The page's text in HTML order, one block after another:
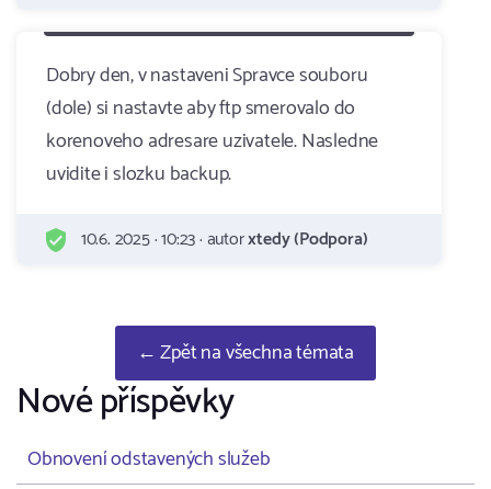
Dobry den, v nastaveni Spravce souboru
(dole) si nastavte aby ftp smerovalo do
korenoveho adresare uzivatele. Nasledne
uvidite i slozku backup.
10.6. 2025 · 10:23 · autorxtedy (Podpora)
← Zpět na všechna témata
Nové příspěvky
Obnovení odstavených služeb